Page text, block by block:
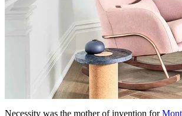
Necessity was the mother of invention for